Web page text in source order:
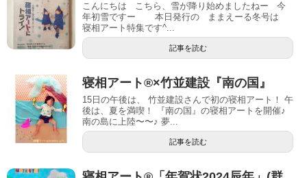
こんにちは こちら、雪が降り始めましたねー 今
年初雪ですー 本日発行の ままえーる冬号は
寝相アート特集です^...
記事を読む
寝相アート®︎×竹並建設『南の国』
15日の午後は、 竹並建設さんで初の寝相アート！ 午
後は、夏を満喫！ 『南の国』の寝相アートを開催♪
南の島に上陸〜〜♪ 夢...
記事を読む